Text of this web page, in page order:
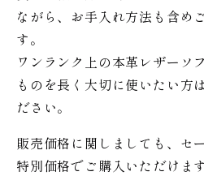
ながら、お手入れ方法も含め
す。
ワンランク上の本革レザーソ
ものを長く大切に使いたい方
ださい。
販売価格に関しましても、セ
特別価格でご購入いただけます